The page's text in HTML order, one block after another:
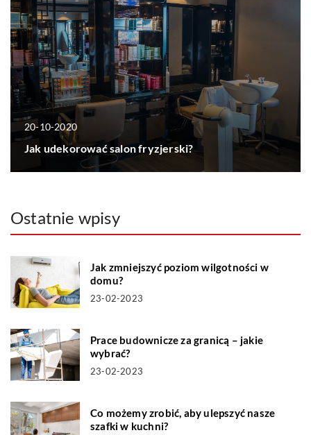
20-10-2020
Jak udekorować salon fryzjerski?
Ostatnie wpisy
Jak zmniejszyć poziom wilgotności w
domu?
23-02-2023
Prace budownicze za granicą – jakie
wybrać?
23-02-2023
Co możemy zrobić, aby ulepszyć nasze
szafki w kuchni?